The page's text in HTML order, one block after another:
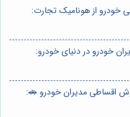
خودرو از هونامیک تجارت:
خودرو در دنیای خودرو:
اقساطی مدیران خودرو 🚗: